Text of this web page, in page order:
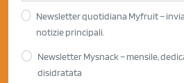
Newsletter quotidiana Myfruit –
notizie principali.
Newsletter Mysnack – mensile,
disidratata